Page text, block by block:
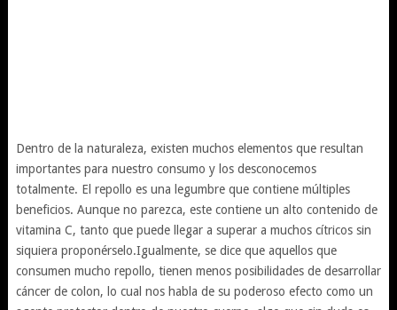
Dentro de la naturaleza, existen muchos elementos que resultan
importantes para nuestro consumo y los desconocemos
totalmente. El repollo es una legumbre que contiene múltiples
beneficios. Aunque no parezca, este contiene un alto contenido de
vitamina C, tanto que puede llegar a superar a muchos cítricos sin
siquiera proponérselo.Igualmente, se dice que aquellos que
consumen mucho repollo, tienen menos posibilidades de desarrollar
cáncer de colon, lo cual nos habla de su poderoso efecto como un